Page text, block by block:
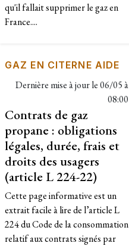
qu'il fallait supprimer le gaz en
France....
GAZ EN CITERNE AIDE
Dernière mise à jour le06/05 à
08:00
Contrats de gaz
propane : obligations
légales, durée, frais et
droits des usagers
(article L 224-22)
Cette page informative est un
extrait facile à lire de l’article L
224 du Code de la consommation
relatif aux contrats signés par